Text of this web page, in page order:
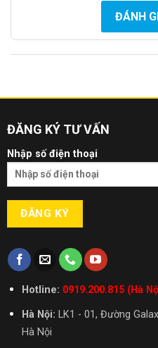
Bộ 10 đũa gỗ DandiHome với
ĐÁNH
ĐĂNG KÝ TƯ VẤN
Nhập số điện thoại
Hotline: 0919.200.815 (Hà
Hà Nội: LK1 - 01, Đường
Hà Nội